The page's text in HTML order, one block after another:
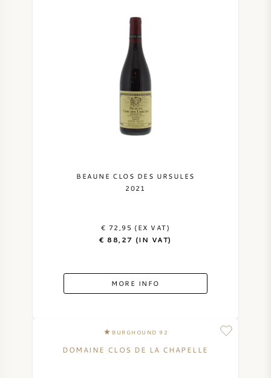
BEAUNE CLOS DES URSULES
2021
€ 72,95 (EX VAT)
€ 88,27 (IN VAT)
MORE INFO
BURGHOUND 92
DOMAINE CLOS DE LA CHAPELLE